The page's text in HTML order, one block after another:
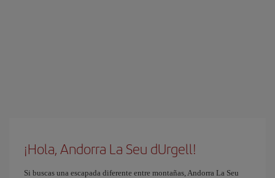
¡Hola, Andorra La Seu dUrgell!
Si buscas una escapada diferente entre montañas, Andorra La Seu